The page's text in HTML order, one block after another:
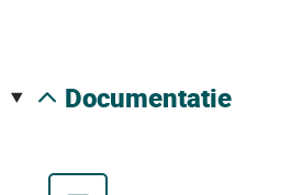
documentatie